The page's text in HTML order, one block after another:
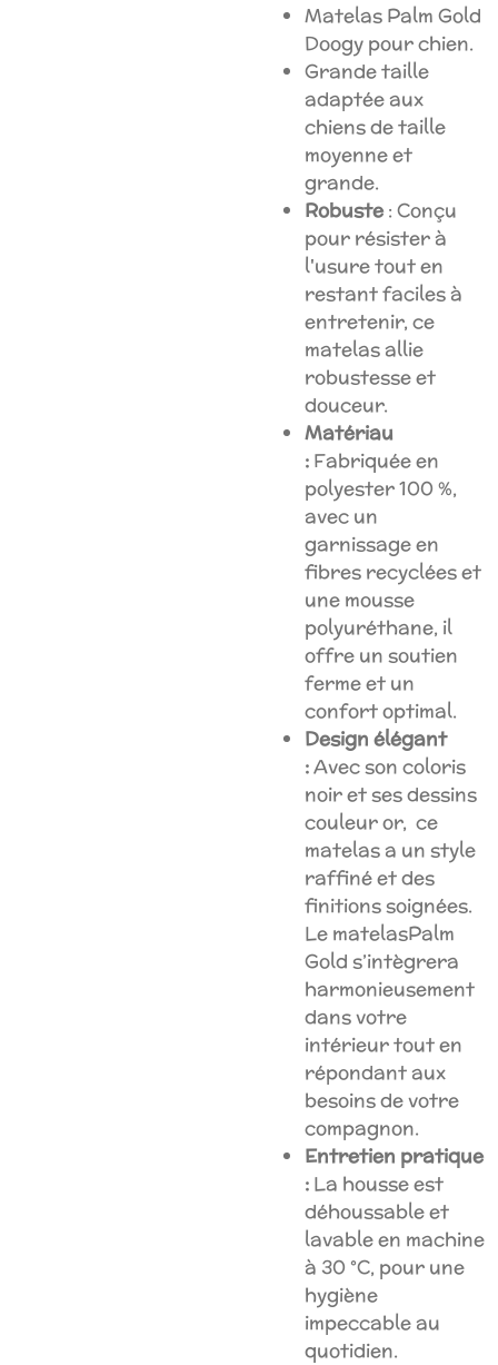
Matelas Palm Gold
Doogy pour chien.
Grande taille
adaptée aux
chiens de taille
moyenne et
grande.
Robuste: Conçu
pour résister à
l'usure tout en
restant faciles à
entretenir, ce
matelas allie
robustesse et
douceur.
Matériau
: Fabriquée en
polyester 100 %,
avec un
garnissage en
fibres recyclées et
une mousse
polyuréthane, il
offre un soutien
ferme et un
confort optimal.
Design élégant
:Avec son coloris
noir et ses dessins
couleur or, ce
matelas a un style
raffiné et des
finitions soignées.
Le matelasPalm
Gold s’intègrera
harmonieusement
dans votre
intérieur tout en
répondant aux
besoins de votre
compagnon.
Entretien pratique
: La housse est
déhoussable et
lavable en machine
à 30 °C, pour une
hygiène
impeccable au
quotidien.